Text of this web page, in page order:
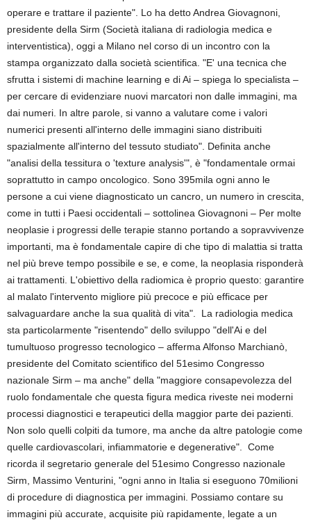
operare e trattare il paziente". Lo ha detto Andrea Giovagnoni,
presidente della Sirm (Società italiana di radiologia medica e
interventistica), oggi a Milano nel corso di un incontro con la
stampa organizzato dalla società scientifica. "E' una tecnica che
sfrutta i sistemi di machine learning e di Ai – spiega lo specialista –
per cercare di evidenziare nuovi marcatori non dalle immagini, ma
dai numeri. In altre parole, si vanno a valutare come i valori
numerici presenti all'interno delle immagini siano distribuiti
spazialmente all'interno del tessuto studiato". Definita anche
"analisi della tessitura o 'texture analysis'", è "fondamentale ormai
soprattutto in campo oncologico. Sono 395mila ogni anno le
persone a cui viene diagnosticato un cancro, un numero in crescita,
come in tutti i Paesi occidentali – sottolinea Giovagnoni – Per molte
neoplasie i progressi delle terapie stanno portando a sopravvivenze
importanti, ma è fondamentale capire di che tipo di malattia si tratta
nel più breve tempo possibile e se, e come, la neoplasia risponderà
ai trattamenti. L'obiettivo della radiomica è proprio questo: garantire
al malato l'intervento migliore più precoce e più efficace per
salvaguardare anche la sua qualità di vita". La radiologia medica
sta particolarmente "risentendo" dello sviluppo "dell'Ai e del
tumultuoso progresso tecnologico – afferma Alfonso Marchianò,
presidente del Comitato scientifico del 51esimo Congresso
nazionale Sirm – ma anche" della "maggiore consapevolezza del
ruolo fondamentale che questa figura medica riveste nei moderni
processi diagnostici e terapeutici della maggior parte dei pazienti.
Non solo quelli colpiti da tumore, ma anche da altre patologie come
quelle cardiovascolari, infiammatorie e degenerative". Come
ricorda il segretario generale del 51esimo Congresso nazionale
Sirm, Massimo Venturini, "ogni anno in Italia si eseguono 70milioni
di procedure di diagnostica per immagini. Possiamo contare su
immagini più accurate, acquisite più rapidamente, legate a un